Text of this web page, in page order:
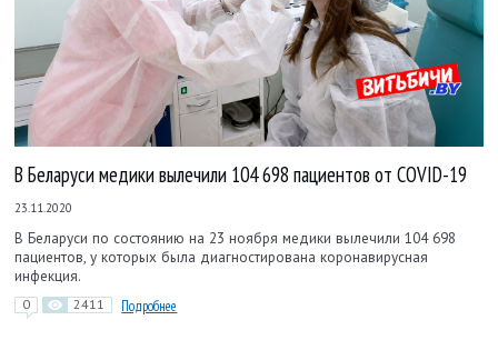
В Беларуси медики вылечили 104 698 пациентов от COVID-19
23.11.2020
В Беларуси по состоянию на 23 ноября медики вылечили 104 698
пациентов, у которых была диагностирована коронавирусная
инфекция.
0 2411 Подробнее